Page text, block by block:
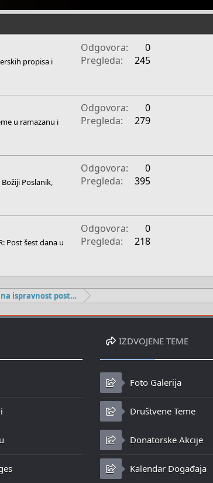
propisa i
Odgovora
0
Pregleda
245
u ramazanu i
Odgovora
0
Pregleda
279
Poslanik,
Odgovora
0
Pregleda
395
Post šest dana u
Odgovora
0
Pregleda
218
Utječe li vađenje krvi na ispravnost posta?
IZDVOJENE TEME
Foto Galerija
Društvene Teme
Donatorske Akcije
Kalendar Događaja